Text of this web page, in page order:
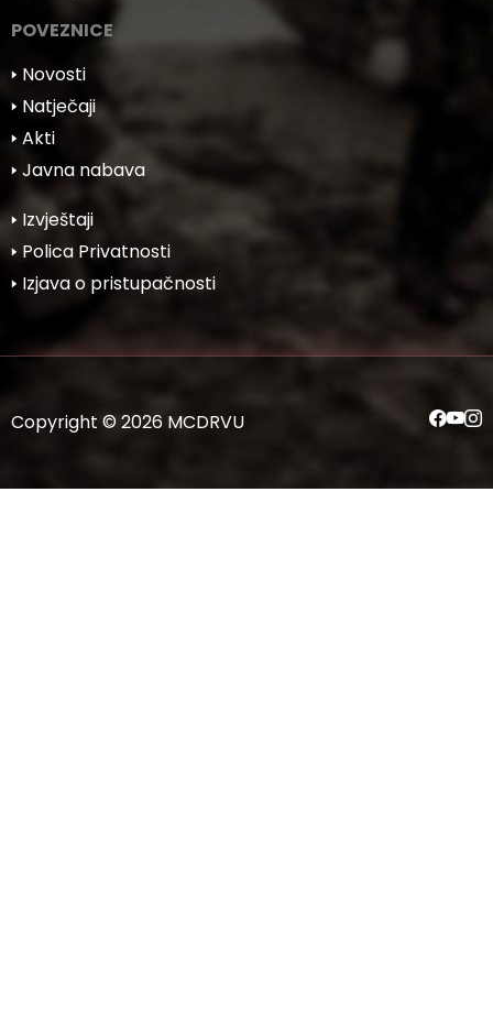
POVEZNICE
🢒 Novosti
🢒 Natječaji
🢒 Akti
🢒 Javna nabava
🢒 Izvještaji
🢒 Polica Privatnosti
🢒 Izjava o pristupačnosti
Copyright © 2026 MCDRVU